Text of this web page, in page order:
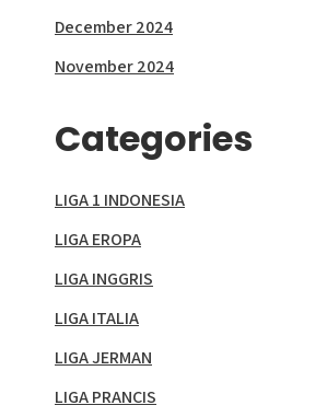
December 2024
November 2024
Categories
LIGA 1 INDONESIA
LIGA EROPA
LIGA INGGRIS
LIGA ITALIA
LIGA JERMAN
LIGA PRANCIS